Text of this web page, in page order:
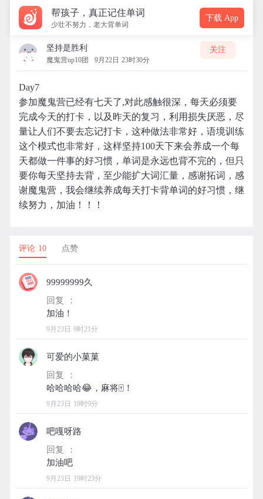
帮孩子，真正记住单词
少壮不努力，老大背单词
下载 App
坚持是胜利
魔鬼营up10团 9月22日 23时30分
关注
Day7
参加魔鬼营已经有七天了,对此感触很深，每天必须要
完成今天的打卡，以及昨天的复习，利用损失厌恶，尽
量让人们不要去忘记打卡，这种做法非常好，语境训练
这个模式也非常好，这样坚持100天下来会养成一个每
天都做一件事的好习惯，单词是永远也背不完的，但只
要你每天坚持去背，至少能扩大词汇量，感谢拓词，感
谢魔鬼营，我会继续养成每天打卡背单词的好习惯，继
续努力，加油！！！
评论 10 点赞
99999999久
回复 ：
9月23日 9时21分
可爱的小菓菓
回复 ：
9月23日 19时9分
吧嘎呀路
回复 ：
9月23日 19时23分